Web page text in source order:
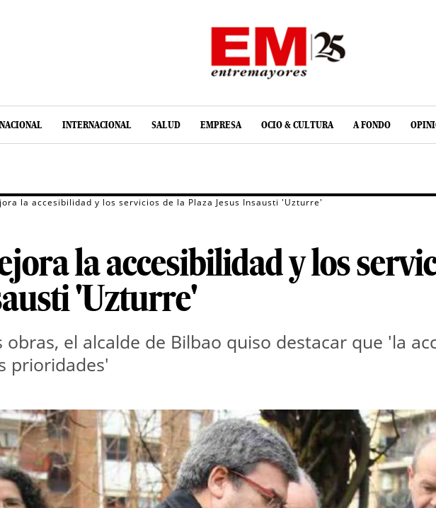
NACIONAL INTERNACIONAL SALUD EMPRESA OCIO & CULTURA A FONDO
la accesibilidad y los servicios de la Plaza Jesus Insausti 'Uzturre'
la accesibilidad y los
'Uzturre'
obras, el alcalde de Bilbao quiso destacar que 'la
prioridades'